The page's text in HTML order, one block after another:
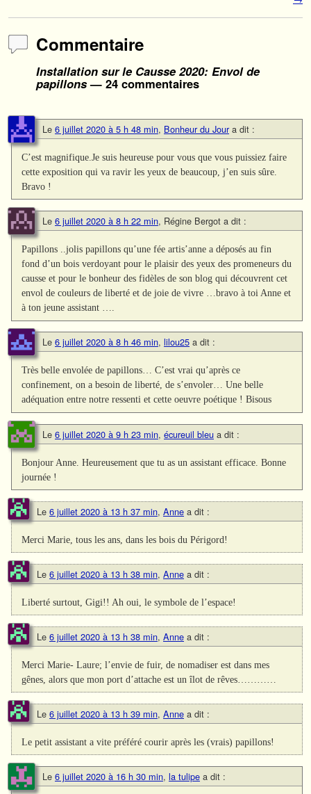
Commentaire
Installation sur le Causse 2020: Envol de
papillons— 24 commentaires
Le 6 juillet 2020 à 5 h 48 min, Bonheur du Jour a dit :
C’est magnifique.Je suis heureuse pour vous que vous puissiez faire
cette exposition qui va ravir les yeux de beaucoup, j’en suis sûre.
Bravo !
Le 6 juillet 2020 à 8 h 22 min, Régine Bergot a dit :
Papillons ..jolis papillons qu’une fée artis’anne a déposés au fin
fond d’un bois verdoyant pour le plaisir des yeux des promeneurs du
causse et pour le bonheur des fidèles de son blog qui découvrent cet
envol de couleurs de liberté et de joie de vivre …bravo à toi Anne et
à ton jeune assistant ….
Le 6 juillet 2020 à 8 h 46 min, lilou25 a dit :
Très belle envolée de papillons… C’est vrai qu’après ce
confinement, on a besoin de liberté, de s’envoler… Une belle
adéquation entre notre ressenti et cette oeuvre poétique ! Bisous
Le 6 juillet 2020 à 9 h 23 min, écureuil bleu a dit :
Bonjour Anne. Heureusement que tu as un assistant efficace. Bonne
journée !
Le 6 juillet 2020 à 13 h 37 min, Anne a dit :
Merci Marie, tous les ans, dans les bois du Périgord!
Le 6 juillet 2020 à 13 h 38 min, Anne a dit :
Liberté surtout, Gigi!! Ah oui, le symbole de l’espace!
Le 6 juillet 2020 à 13 h 38 min, Anne a dit :
Merci Marie- Laure; l’envie de fuir, de nomadiser est dans mes
gênes, alors que mon port d’attache est un îlot de rêves…………
Le 6 juillet 2020 à 13 h 39 min, Anne a dit :
Le petit assistant a vite préféré courir après les (vrais) papillons!
Le 6 juillet 2020 à 16 h 30 min, la tulipe a dit :